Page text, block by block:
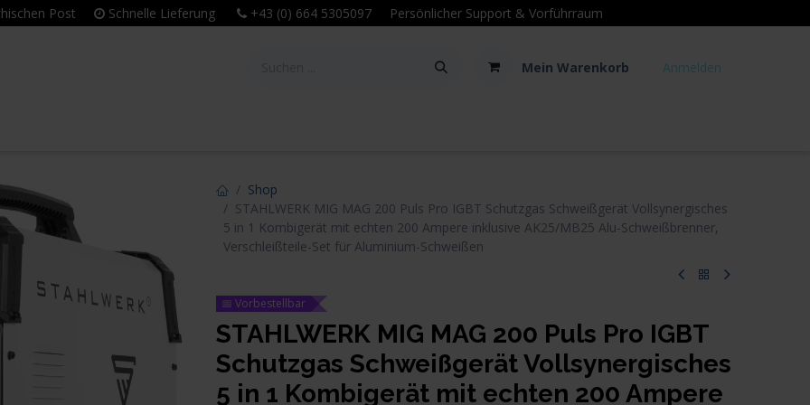
Post Schnelle Lieferung +43 (0) 664 5305097 Persönlicher Support & Vorführraum
Mein Warenkorb Anmelden
Shop
STAHLWERK MIG MAG 200 Puls Pro IGBT Schutzgas Schweißgerät Vollsynergisches
5 in 1 Kombigerät mit echten 200 Ampere inklusive AK25/MB25 Alu-Schweißbrenner,
Verschleißteile-Set für Aluminium-Schweißen
📅 Vorbestellbar
STAHLWERK MIG MAG 200 Puls Pro IGBT
Schutzgas Schweißgerät Vollsynergisches
5 in 1 Kombigerät mit echten 200 Ampere